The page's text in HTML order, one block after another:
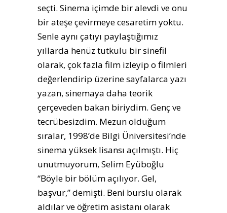
seçti. Sinema içimde bir alevdi ve onu
bir ateşe çevirmeye cesaretim yoktu.
Senle aynı çatıyı paylaştığımız
yıllarda henüz tutkulu bir sinefil
olarak, çok fazla film izleyip o filmleri
değerlendirip üzerine sayfalarca yazı
yazan, sinemaya daha teorik
çerçeveden bakan biriydim. Genç ve
tecrübesizdim. Mezun olduğum
sıralar, 1998’de Bilgi Üniversitesi’nde
sinema yüksek lisansı açılmıştı. Hiç
unutmuyorum, Selim Eyüboğlu
“Böyle bir bölüm açılıyor. Gel,
başvur,” demişti. Beni burslu olarak
aldılar ve öğretim asistanı olarak